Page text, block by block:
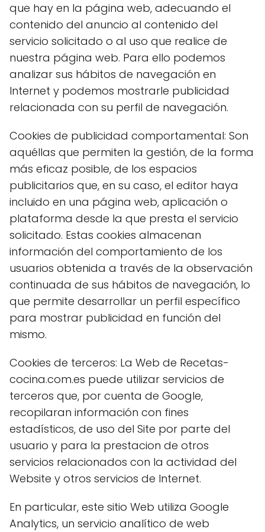
que hay en la página web, adecuando el
contenido del anuncio al contenido del
servicio solicitado o al uso que realice de
nuestra página web. Para ello podemos
analizar sus hábitos de navegación en
Internet y podemos mostrarle publicidad
relacionada con su perfil de navegación.
Cookies de publicidad comportamental: Son
aquéllas que permiten la gestión, de la forma
más eficaz posible, de los espacios
publicitarios que, en su caso, el editor haya
incluido en una página web, aplicación o
plataforma desde la que presta el servicio
solicitado. Estas cookies almacenan
información del comportamiento de los
usuarios obtenida a través de la observación
continuada de sus hábitos de navegación, lo
que permite desarrollar un perfil específico
para mostrar publicidad en función del
mismo.
Cookies de terceros: La Web de Recetas-
cocina.com.es puede utilizar servicios de
terceros que, por cuenta de Google,
recopilaran información con fines
estadísticos, de uso del Site por parte del
usuario y para la prestacion de otros
servicios relacionados con la actividad del
Website y otros servicios de Internet.
En particular, este sitio Web utiliza Google
Analytics, un servicio analítico de web